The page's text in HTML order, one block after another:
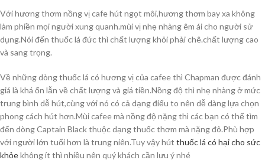
Với hương thơm nồng vị cafe hút ngọt môi,hương thơm bay xa không
làm phiền mọi người xung quanh.mùi vị nhẹ nhàng êm ái cho người sử
dụng.Nói đến thuốc lá đức thì chất lượng khỏi phải chê.chất lượng cao
và sang trọng.
Về những dòng thuốc lá có hương vị của cafee thì Chapman được đánh
giá là khá ổn lẫn về chất lượng và giá tiền.Nồng độ thì nhẹ nhàng ở mức
trung bình dễ hút,cùng với nó có cả dạng điếu to nên dễ dàng lựa chọn
phong cách hút hơn.Mùi cafee mà nồng độ nặng thì các bạn có thể tìm
đến dòng Captain Black thuộc dạng thuốc thơm mà nặng đô.Phù hợp
với người lớn tuổi hơn là trung niên.Tuy vậy hút thuốc lá có hại cho sức
khỏekhông ít thì nhiều nên quý khách cần lưu ý nhé